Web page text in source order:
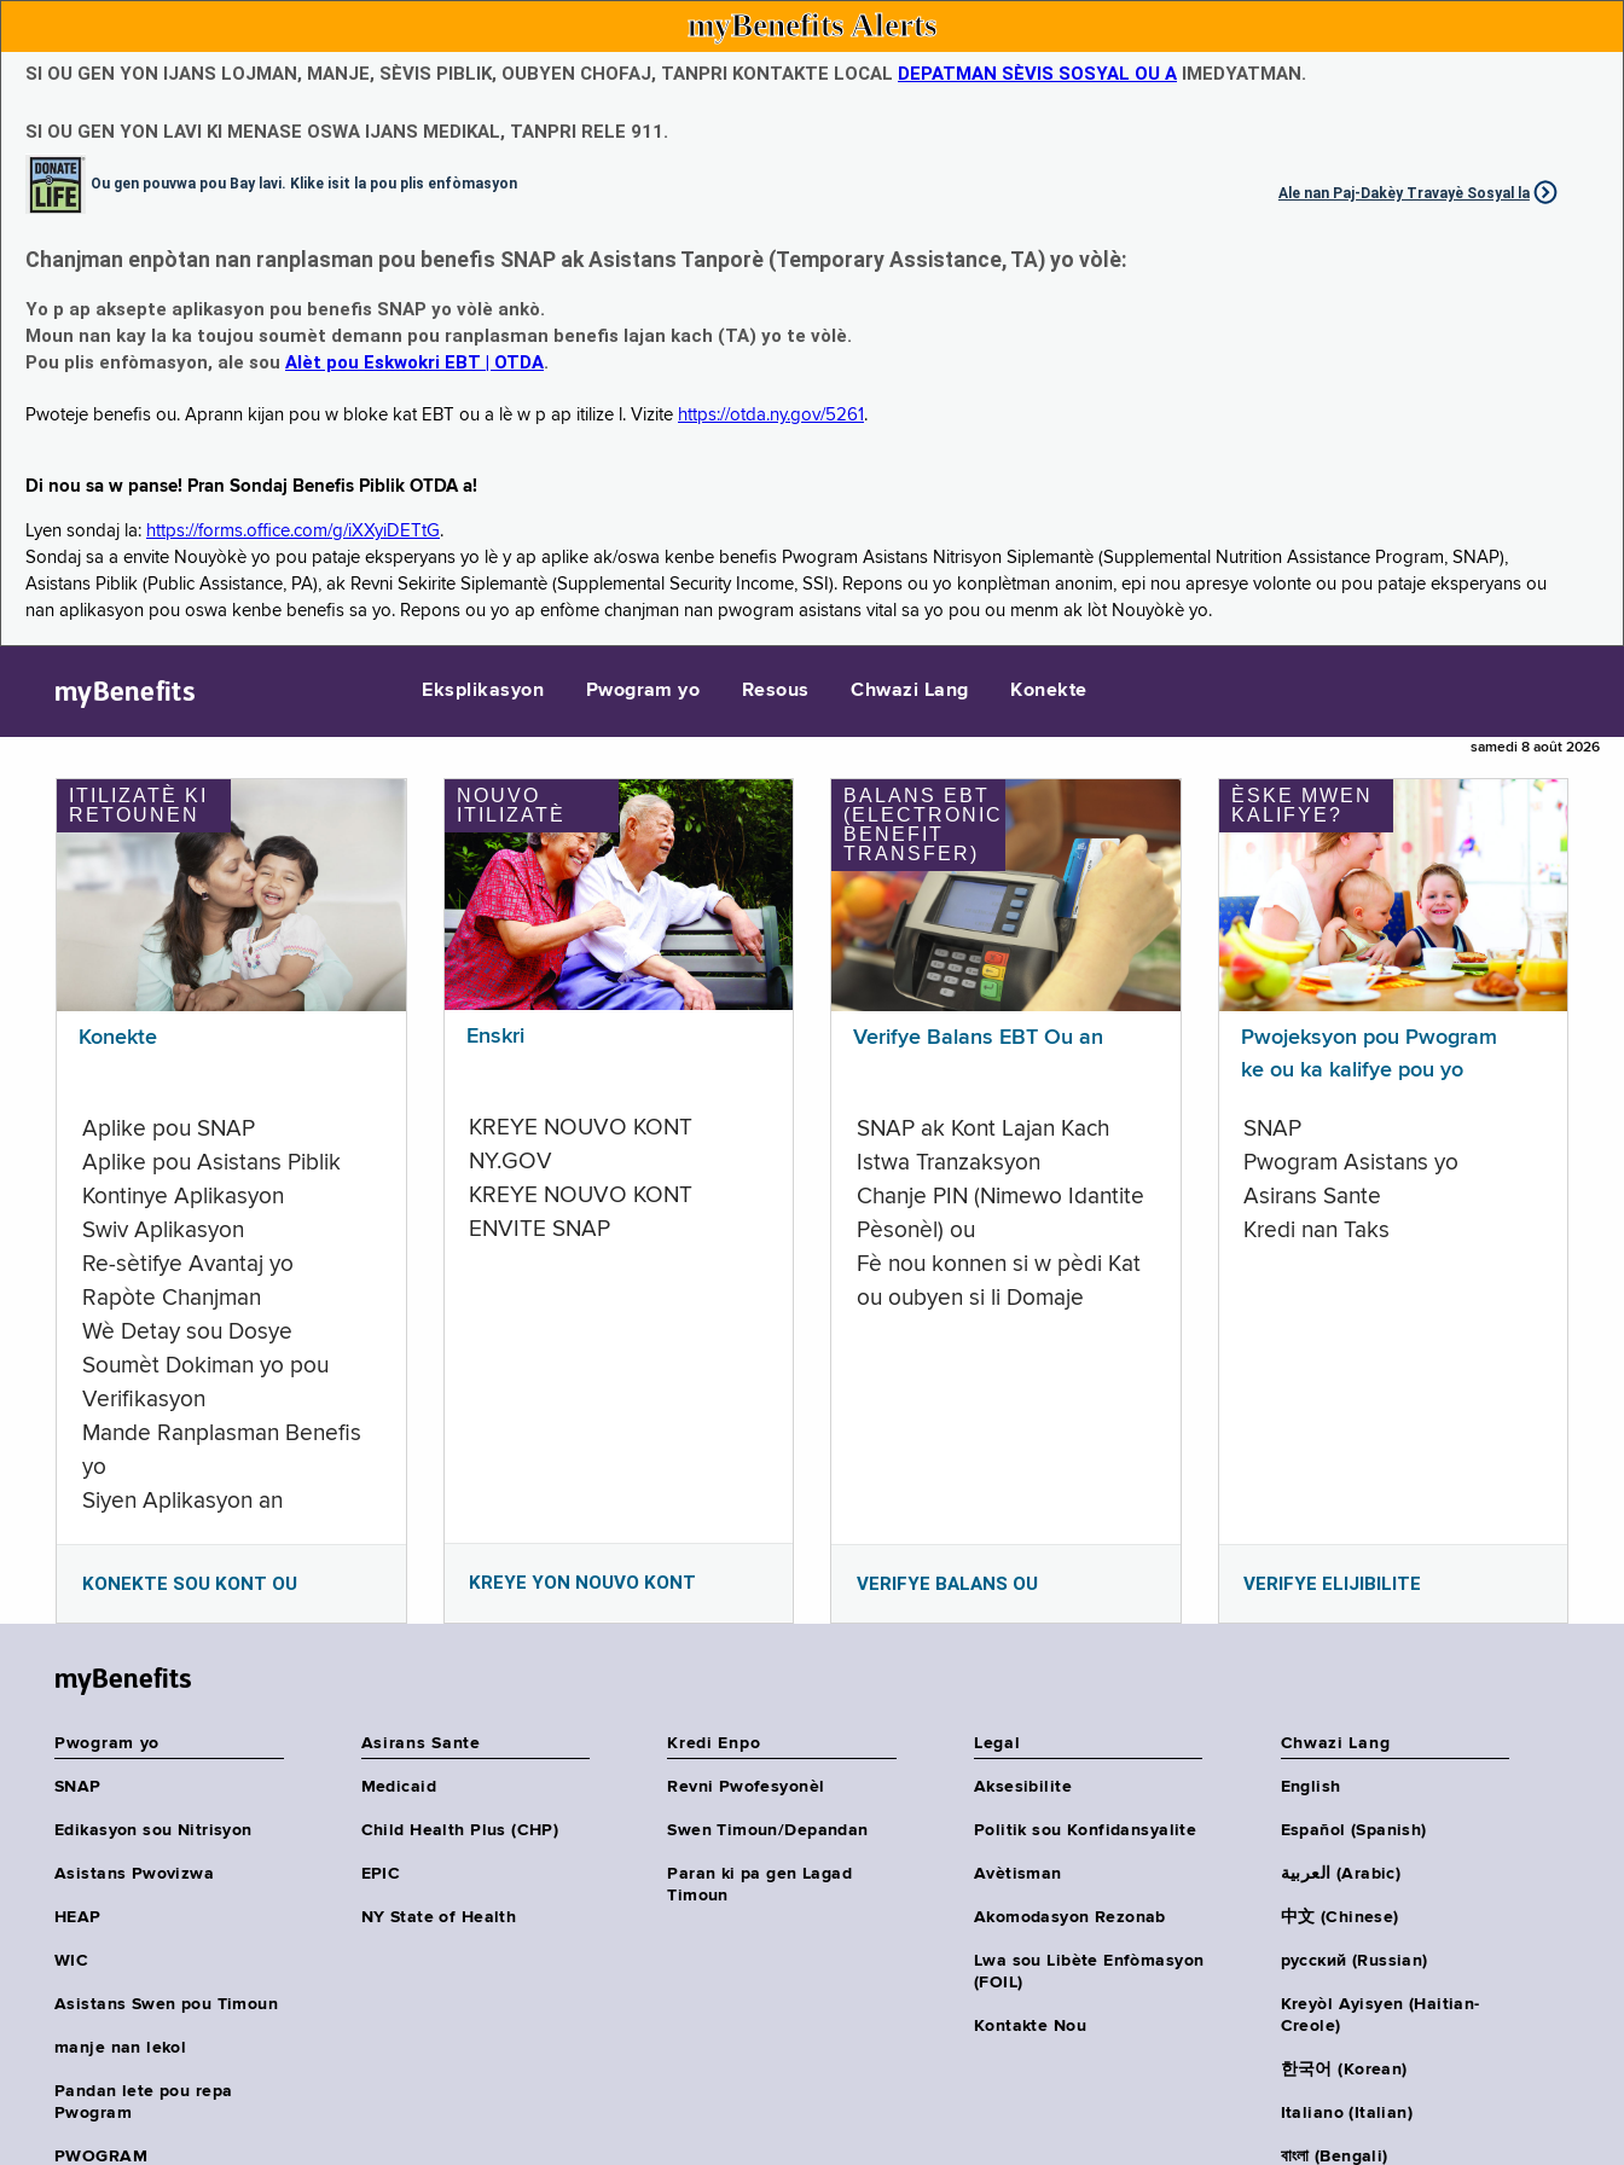
myBenefits Alerts
SI OU GEN YON IJANS LOJMAN, MANJE, SÈVIS PIBLIK, OUBYEN CHOFAJ, TANPRI KONTAKTE LOCAL DEPATMAN SÈVIS SOSYAL OU A IMEDYATMAN.
SI OU GEN YON LAVI KI MENASE OSWA IJANS MEDIKAL, TANPRI RELE 911.
Ou gen pouvwa pou Bay lavi. Klike isit la pou plis enfòmasyon
Ale nan Paj-Dakèy Travayè Sosyal la
Chanjman enpòtan nan ranplasman pou benefis SNAP ak Asistans Tanporè (Temporary Assistance, TA) yo vòlè:
Yo p ap aksepte aplikasyon pou benefis SNAP yo vòlè ankò.
Moun nan kay la ka toujou soumèt demann pou ranplasman benefis lajan kach (TA) yo te vòlè.
Pou plis enfòmasyon, ale sou Alèt pou Eskwokri EBT | OTDA.
Pwoteje benefis ou. Aprann kijan pou w bloke kat EBT ou a lè w p ap itilize l. Vizite https://otda.ny.gov/5261 .
Di nou sa w panse! Pran Sondaj Benefis Piblik OTDA a!
Lyen sondaj la: https://forms.office.com/g/iXXyiDETtG.
Sondaj sa a envite Nouyòkè yo pou pataje eksperyans yo lè y ap aplike ak/oswa kenbe benefis Pwogram Asistans Nitrisyon Siplemantè (Supplemental Nutrition Assistance Program, SNAP),
Asistans Piblik (Public Assistance, PA), ak Revni Sekirite Siplemantè (Supplemental Security Income, SSI). Repons ou yo konplètman anonim, epi nou apresye volonte ou pou pataje eksperyans ou
nan aplikasyon pou oswa kenbe benefis sa yo. Repons ou yo ap enfòme chanjman nan pwogram asistans vital sa yo pou ou menm ak lòt Nouyòkè yo.
myBenefits Eksplikasyon Pwogram yo Resous Chwazi Lang Konekte
samedi 8 août 2026
ITILIZATÈ KI
RETOUNEN
Konekte
Aplike pou SNAP
Aplike pou Asistans Piblik
Kontinye Aplikasyon
Swiv Aplikasyon
Re-sètifye Avantaj yo
Rapòte Chanjman
Wè Detay sou Dosye
Soumèt Dokiman yo pou
Verifikasyon
Mande Ranplasman Benefis
yo
Siyen Aplikasyon an
KONEKTE SOU KONT OU
NOUVO
ITILIZATÈ
Enskri
KREYE NOUVO KONT
NY.GOV
KREYE NOUVO KONT
ENVITE SNAP
KREYE YON NOUVO KONT
BALANS EBT
(ELECTRONIC
BENEFIT
TRANSFER)
Verifye Balans EBT Ou an
SNAP ak Kont Lajan Kach
Istwa Tranzaksyon
Chanje PIN (Nimewo Idantite
Pèsonèl) ou
Fè nou konnen si w pèdi Kat
ou oubyen si li Domaje
VERIFYE BALANS OU
ÈSKE MWEN
KALIFYE?
Pwojeksyon pou Pwogram
ke ou ka kalifye pou yo
SNAP
Pwogram Asistans yo
Asirans Sante
Kredi nan Taks
VERIFYE ELIJIBILITE
myBenefits
Pwogram yo
SNAP
Edikasyon sou Nitrisyon
Asistans Pwovizwa
HEAP
WIC
Asistans Swen pou Timoun
manje nan lekol
Pandan lete pou repa
Pwogram
PWOGRAM
Asirans Sante
Medicaid
Child Health Plus (CHP)
EPIC
NY State of Health
Kredi Enpo
Revni Pwofesyonèl
Swen Timoun/Depandan
Paran ki pa gen Lagad
Timoun
Legal
Aksesibilite
Politik sou Konfidansyalite
Avètisman
Akomodasyon Rezonab
Lwa sou Libète Enfòmasyon
(FOIL)
Kontakte Nou
Chwazi Lang
English
Español (Spanish)
العربية (Arabic)
中文 (Chinese)
русский (Russian)
Kreyòl Ayisyen (Haitian-
Creole)
한국어 (Korean)
Italiano (Italian)
বাংলা (Bengali)